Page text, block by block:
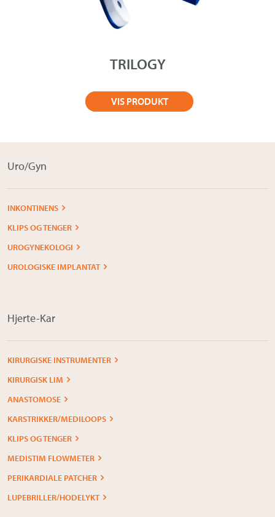
TRILOGY
VIS PRODUKT
Uro/Gyn
INKONTINENS
KLIPS OG TENGER
UROGYNEKOLOGI
UROLOGISKE IMPLANTAT
Hjerte-Kar
KIRURGISKE INSTRUMENTER
KIRURGISK LIM
ANASTOMOSE
KARSTRIKKER/MEDILOOPS
KLIPS OG TENGER
MEDISTIM FLOWMETER
PERIKARDIALE PATCHER
LUPEBRILLER/HODELYKT